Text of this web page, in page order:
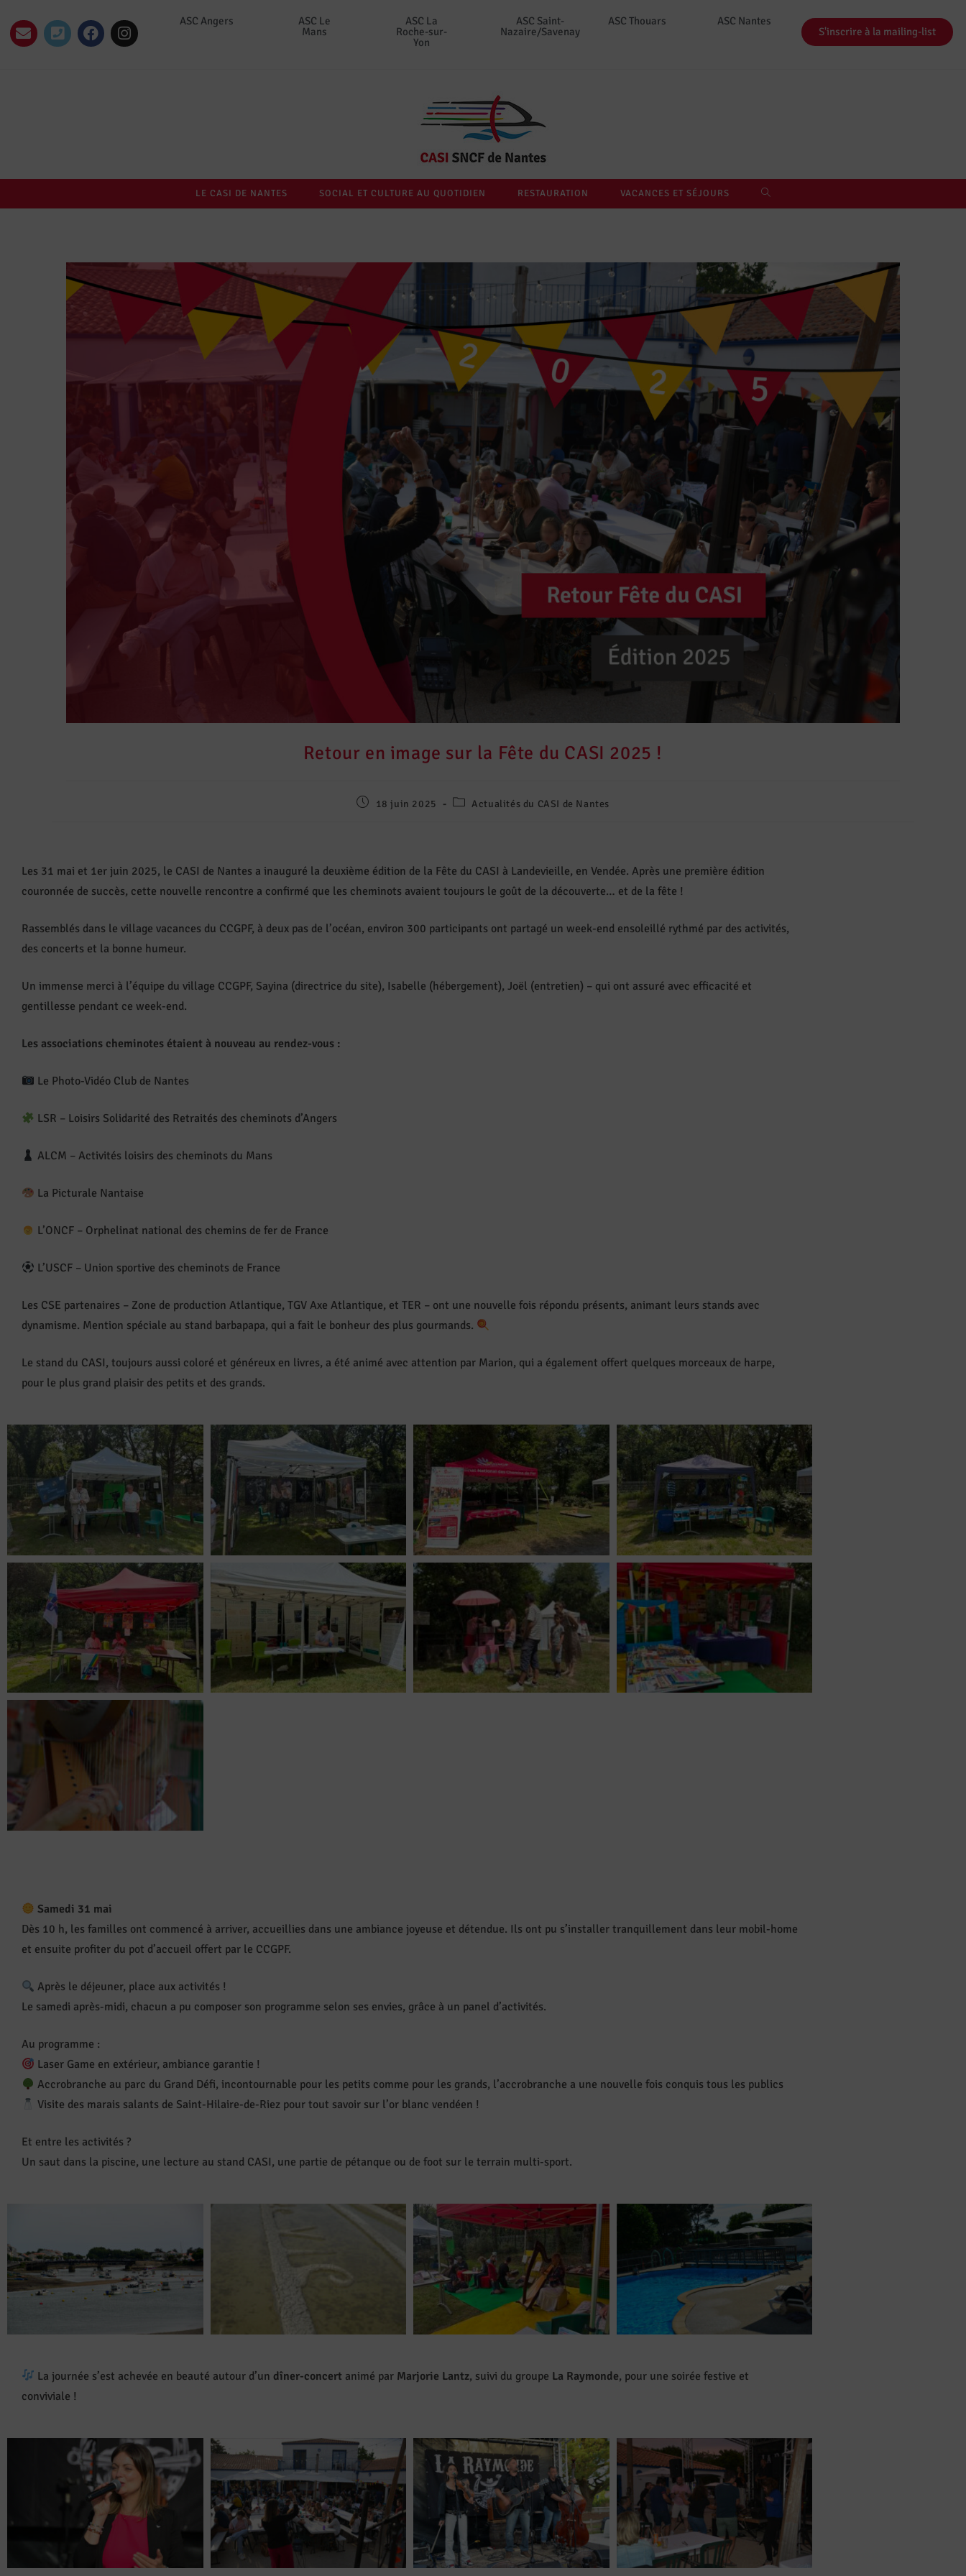
ASC Angers
ASC Le
Mans
ASC La
Roche-sur-
Yon
ASC Saint-
Nazaire/Savenay
ASC Thouars
ASC Nantes
S'inscrire à la mailing-list
LE CASI DE NANTES SOCIAL ET CULTURE AU QUOTIDIEN RESTAURATION VACANCES ET SÉJOURS
Retour en image sur la Fête du CASI 2025 !
18 juin 2025 Actualités du CASI de Nantes
Les 31 mai et 1er juin 2025, le CASI de Nantes a inauguré la deuxième édition de la Fête du CASI à Landevieille, en Vendée. Après une première édition
couronnée de succès, cette nouvelle rencontre a confirmé que les cheminots avaient toujours le goût de la découverte… et de la fête !
Rassemblés dans le village vacances du CCGPF, à deux pas de l’océan, environ 300 participants ont partagé un week-end ensoleillé rythmé par des activités,
des concerts et la bonne humeur.
Un immense merci à l’équipe du village CCGPF, Sayina (directrice du site), Isabelle (hébergement), Joël (entretien) – qui ont assuré avec efficacité et
gentillesse pendant ce week-end.
Les associations cheminotes étaient à nouveau au rendez-vous :
Le Photo-Vidéo Club de Nantes
LSR – Loisirs Solidarité des Retraités des cheminots d’Angers
ALCM – Activités loisirs des cheminots du Mans
La Picturale Nantaise
L’ONCF – Orphelinat national des chemins de fer de France
L’USCF – Union sportive des cheminots de France
Les CSE partenaires – Zone de production Atlantique, TGV Axe Atlantique, et TER – ont une nouvelle fois répondu présents, animant leurs stands avec
dynamisme. Mention spéciale au stand barbapapa, qui a fait le bonheur des plus gourmands.
Le stand du CASI, toujours aussi coloré et généreux en livres, a été animé avec attention par Marion, qui a également offert quelques morceaux de harpe,
pour le plus grand plaisir des petits et des grands.
Samedi 31 mai
Dès 10 h, les familles ont commencé à arriver, accueillies dans une ambiance joyeuse et détendue. Ils ont pu s’installer tranquillement dans leur mobil-home
et ensuite profiter du pot d’accueil offert par le CCGPF.
Après le déjeuner, place aux activités !
Le samedi après-midi, chacun a pu composer son programme selon ses envies, grâce à un panel d’activités.
Au programme :
Laser Game en extérieur, ambiance garantie !
Accrobranche au parc du Grand Défi, incontournable pour les petits comme pour les grands, l’accrobranche a une nouvelle fois conquis tous les publics
Visite des marais salants de Saint-Hilaire-de-Riez pour tout savoir sur l’or blanc vendéen !
Et entre les activités ?
Un saut dans la piscine, une lecture au stand CASI, une partie de pétanque ou de foot sur le terrain multi-sport.
La journée s’est achevée en beauté autour d’un dîner-concert animé par Marjorie Lantz, suivi du groupe La Raymonde, pour une soirée festive et
conviviale !